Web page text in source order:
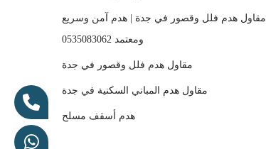
مقاول هدم فلل وقصور في جدة | هدم آمن وسريع
ومعتمد 0535083062
مقاول هدم فلل وقصور في جدة
مقاول هدم المباني السكنية في جدة
هدم أسقف مسلح